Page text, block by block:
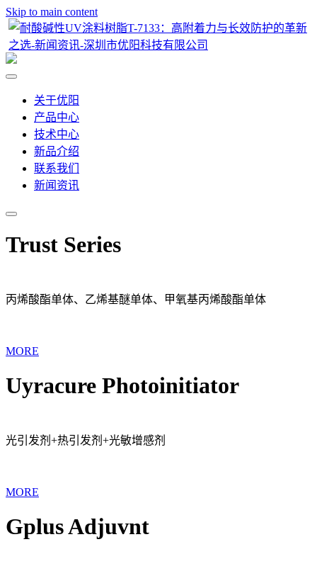
Skip to main content
关于优阳
产品中心
技术中心
新品介绍
联系我们
新闻资讯
Trust Series
丙烯酸酯单体、乙烯基醚单体、甲氧基丙烯酸酯单体
MORE
Uyracure Photoinitiator
光引发剂+热引发剂+光敏增感剂
MORE
Gplus Adjuvnt